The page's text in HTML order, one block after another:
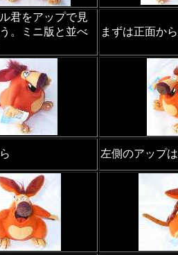
君をアップで見
。ミニ版と並べ
まずは正面から
左側のアップ